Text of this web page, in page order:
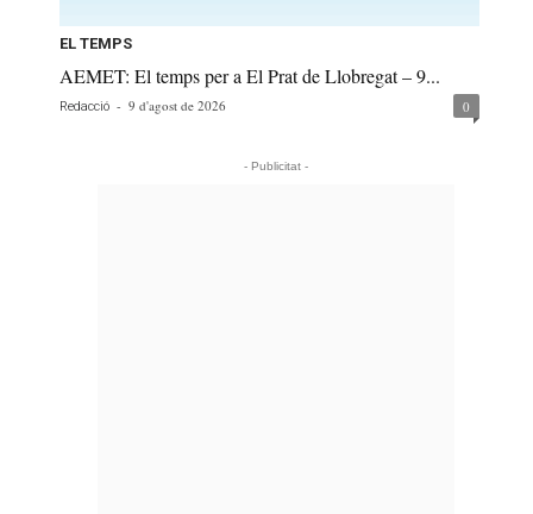
EL TEMPS
AEMET: El temps per a El Prat de Llobregat – 9...
Redacció - 9 d'agost de 2026 0
- Publicitat -